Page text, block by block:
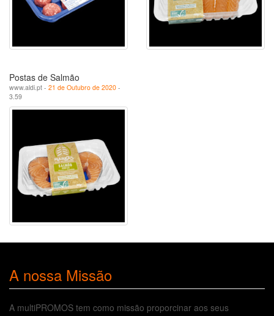
Postas de Salmão
www.aldi.pt - 21 de Outubro de 2020 -
3.59
A nossa Missão
A multiPROMOS tem como missão proporcinar aos seus